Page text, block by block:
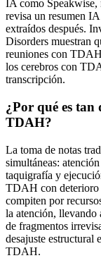
IA como
revisa un resumen
extraídos después.
Disorders muestran
reuniones con
los cerebros con
transcripción.
¿Por qué es
TDAH?
La toma de notas
simultáneas:
taquigrafía y
TDAH con deterioro
compiten por
la atención, llevando
de fragmentos
desajuste estructural
TDAH.